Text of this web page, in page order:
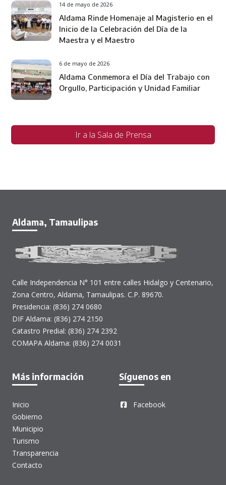
14 de mayo de 2026
Aldama Rinde Homenaje al Magisterio en el
Inicio de la Celebración del Día de la
Maestra y el Maestro
6 de mayo de 2026
Aldama Conmemora el Día del Trabajo con
Orgullo, Participación y Unidad Familiar
Ir a la Sala de Prensa
Aldama, Tamaulipas
Calle Independencia N° 101 entre calles Hidalgo y Centenario,
Zona Centro, Aldama, Tamaulipas. C.P. 89670.
Presidencia: (836) 274 0680
DIF Aldama: (836) 274 2150
Catastro Predial: (836) 274 2392
COMAPA Aldama: (836) 274 0031
Más información
Inicio
Gobierno
Municipio
Turismo
Transparencia
Contacto
Síguenos en
Facebook